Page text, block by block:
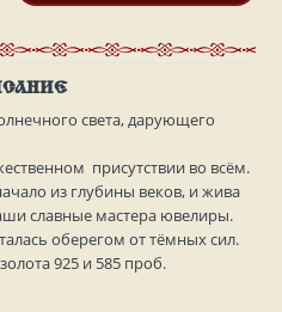
света, дарующего
присутствии во всём.
из глубины веков, и жива
славные мастера ювелиры.
оберегом от тёмных сил.
925 и 585 проб.